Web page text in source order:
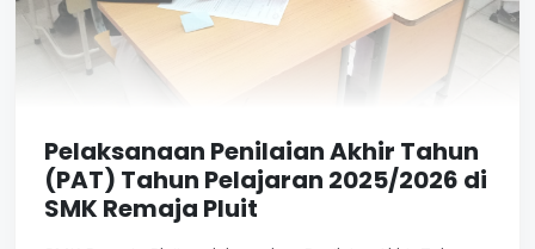
Pelaksanaan Penilaian Akhir Tahun
(PAT) Tahun Pelajaran 2025/2026 di
SMK Remaja Pluit